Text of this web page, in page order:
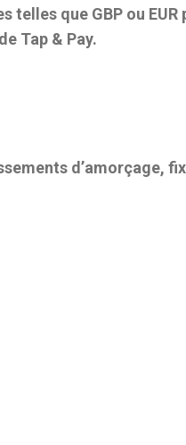
telles que GBP ou
Tap & Pay.
d’amorçage,